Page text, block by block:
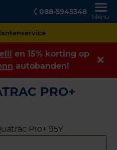
088-5945348
Menu
betalen
en 15% korting op
autobanden!
PRO+